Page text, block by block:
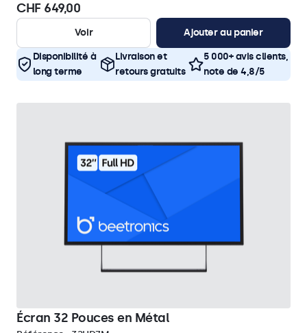
CHF 649,00
Voir Ajouter au panier
Disponibilité à
long terme
Livraison et
retours gratuits
5 000+ avis clients,
note de 4,8/5
Écran 32 Pouces en Métal